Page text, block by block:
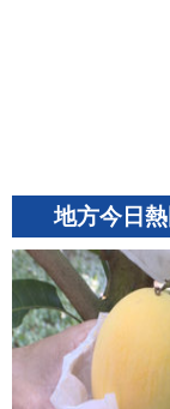
地方今日熱